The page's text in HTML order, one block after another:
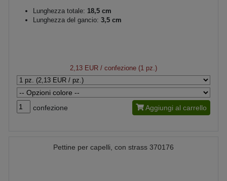
Lunghezza totale: 18,5 cm
Lunghezza del gancio: 3,5 cm
2,13 EUR / confezione (1 pz.)
confezione Aggiungi al carrello
Pettine per capelli, con strass 370176